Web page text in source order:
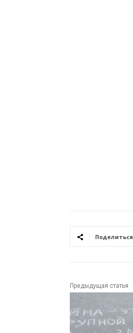
Поделиться
Предыдущая статья